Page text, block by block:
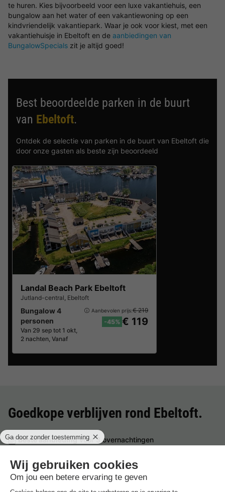
te huren. Kies bijvoorbeeld voor een luxe vakantiehuis, een
bungalow aan het water of een vakantiewoning op een
kindvriendelijk vakantiepark. Waar je ook voor kiest, met een
vakantiehuisje in Ebeltoft en de aanbiedingen van
BungalowSpecials zit je altijd goed!
Best beoordeelde parken in de buurt
van Ebeltoft.
Ontdek de selectie van parken in de buurt van Ebeltoft die
door onze gasten als beste zijn beoordeeld
Landal Beach Park Ebeltoft
Jutland-central, Ebeltoft
Bungalow 4
personen
Van 29 sep tot 1 okt,
2 nachten, Vanaf
Aanbevolen prijs:€ 219
-45% € 119
Goedkope verblijven rond Ebeltoft.
Beste aanbiedingvoor 3 overnachtingen
Landal Beach Park Ebeltoft
Denemarken Jutland-central - Ebeltoft